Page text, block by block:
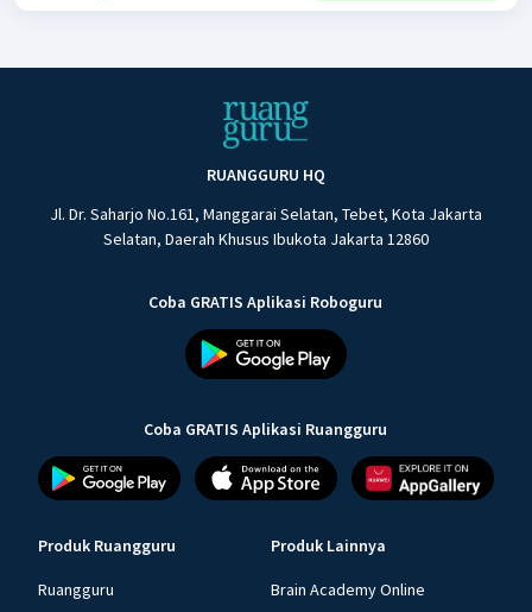
RUANGGURU HQ
Jl. Dr. Saharjo No.161, Manggarai Selatan, Tebet, Kota Jakarta
Selatan, Daerah Khusus Ibukota Jakarta 12860
Coba GRATIS Aplikasi Roboguru
Coba GRATIS Aplikasi Ruangguru
Produk Ruangguru
Ruangguru
Produk Lainnya
Brain Academy Online